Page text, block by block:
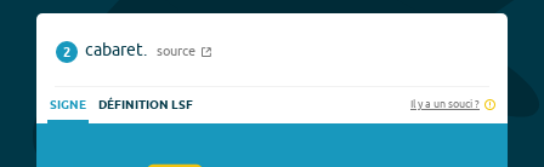
2 cabaret. source
SIGNE DÉFINITION LSF Il y a un souci ?